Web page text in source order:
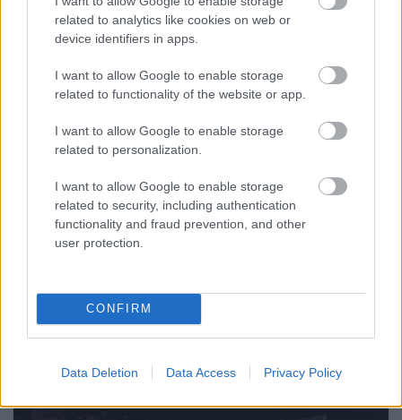
related to analytics like cookies on web or
device identifiers in apps.
I want to allow Google to enable storage
related to functionality of the website or app.
I want to allow Google to enable storage
related to personalization.
I want to allow Google to enable storage
related to security, including authentication
functionality and fraud prevention, and other
user protection.
CONFIRM
Data Deletion Data Access Privacy Policy
30 év alatt 200 évre való esemény
történt velünk
Interjú Oláh Józseffel a Parno Graszt zenekar
vezetőjével
Ritmus és hang•2022. július 13.
Bárhova mennek, elképesztő bulikat csinálnak, a
szerepelnek lemezeik. Paszabról indultak családi
zenekarként és ma is azok. Gyerekeiket nem kottából
tanítják zenélni, hanem sehogy – ellesik egymástól. A